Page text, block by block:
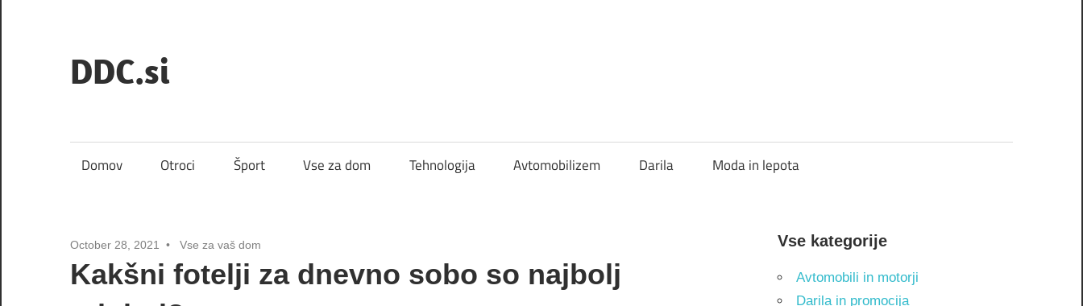
content
DDC.si
Domov Otroci Šport Vse za dom Tehnologija Avtomobilizem Darila Moda in lepota
October 28, 2021 Vse za vaš dom
Kakšni fotelji za dnevno sobo so najbolj
Vse kategorije
Avtomobili in motorji
Darila in promocija